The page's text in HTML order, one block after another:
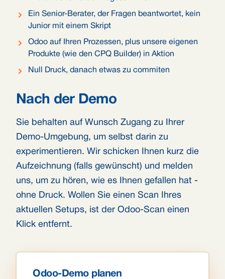
Ein Senior-Berater, der Fragen beantwortet, kein
Junior mit einem Skript
Odoo auf Ihren Prozessen, plus unsere eigenen
Produkte (wie den CPQ Builder) in Aktion
Null Druck, danach etwas zu commiten
Nach der Demo
Sie behalten auf Wunsch Zugang zu Ihrer
Demo-Umgebung, um selbst darin zu
experimentieren. Wir schicken Ihnen kurz die
Aufzeichnung (falls gewünscht) und melden
uns, um zu hören, wie es Ihnen gefallen hat -
ohne Druck. Wollen Sie einen Scan Ihres
aktuellen Setups, ist der Odoo-Scan einen
Klick entfernt.
Odoo-Demo planen